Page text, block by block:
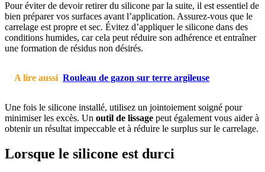
Pour éviter de devoir retirer du silicone par la suite, il est essentiel de
bien préparer vos surfaces avant l’application. Assurez-vous que le
carrelage est propre et sec. Évitez d’appliquer le silicone dans des
conditions humides, car cela peut réduire son adhérence et entraîner
une formation de résidus non désirés.
A lire aussi Rouleau de gazon sur terre argileuse
Une fois le silicone installé, utilisez un jointoiement soigné pour
minimiser les excès. Un outil de lissage peut également vous aider à
obtenir un résultat impeccable et à réduire le surplus sur le carrelage.
Lorsque le silicone est durci